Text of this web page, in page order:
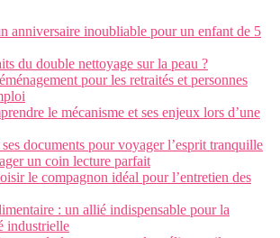
anniversaire inoubliable pour un enfant de 5
du double nettoyage sur la peau ?
pour les retraités et personnes
le mécanisme et ses enjeux lors d’une
documents pour voyager l’esprit tranquille
un coin lecture parfait
le compagnon idéal pour l’entretien des
: un allié indispensable pour la
industrielle